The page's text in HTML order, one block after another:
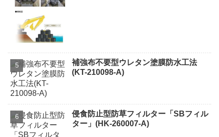
補強布不要型ウレタン塗膜防水工法
(KT-210098-A)
侵食防止型防草フィルター「SBフィル
ター」(HK-260007-A)